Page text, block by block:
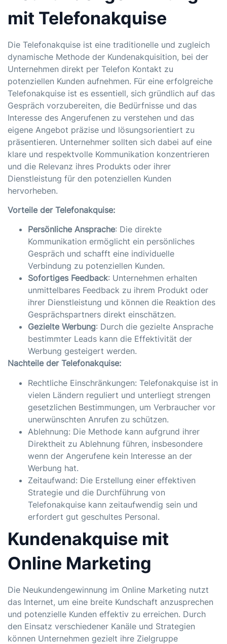
mit Telefonakquise
Die Telefonakquise ist eine traditionelle und zugleich
dynamische Methode der Kundenakquisition, bei der
Unternehmen direkt per Telefon Kontakt zu
potenziellen Kunden aufnehmen. Für eine erfolgreiche
Telefonakquise ist es essentiell, sich gründlich auf das
Gespräch vorzubereiten, die Bedürfnisse und das
Interesse des Angerufenen zu verstehen und das
eigene Angebot präzise und lösungsorientiert zu
präsentieren. Unternehmer sollten sich dabei auf eine
klare und respektvolle Kommunikation konzentrieren
und die Relevanz ihres Produkts oder ihrer
Dienstleistung für den potenziellen Kunden
hervorheben.
Vorteile der Telefonakquise:
Persönliche Ansprache: Die direkte
Kommunikation ermöglicht ein persönliches
Gespräch und schafft eine individuelle
Verbindung zu potenziellen Kunden.
Sofortiges Feedback: Unternehmen erhalten
unmittelbares Feedback zu ihrem Produkt oder
ihrer Dienstleistung und können die Reaktion des
Gesprächspartners direkt einschätzen.
Gezielte Werbung: Durch die gezielte Ansprache
bestimmter Leads kann die Effektivität der
Werbung gesteigert werden.
Nachteile der Telefonakquise:
Rechtliche Einschränkungen: Telefonakquise ist in
vielen Ländern reguliert und unterliegt strengen
gesetzlichen Bestimmungen, um Verbraucher vor
unerwünschten Anrufen zu schützen.
Ablehnung: Die Methode kann aufgrund ihrer
Direktheit zu Ablehnung führen, insbesondere
wenn der Angerufene kein Interesse an der
Werbung hat.
Zeitaufwand: Die Erstellung einer effektiven
Strategie und die Durchführung von
Telefonakquise kann zeitaufwendig sein und
erfordert gut geschultes Personal.
Kundenakquise mit
Online Marketing
Die Neukundengewinnung im Online Marketing nutzt
das Internet, um eine breite Kundschaft anzusprechen
und potenzielle Kunden effektiv zu erreichen. Durch
den Einsatz verschiedener Kanäle und Strategien
können Unternehmen gezielt ihre Zielgruppe